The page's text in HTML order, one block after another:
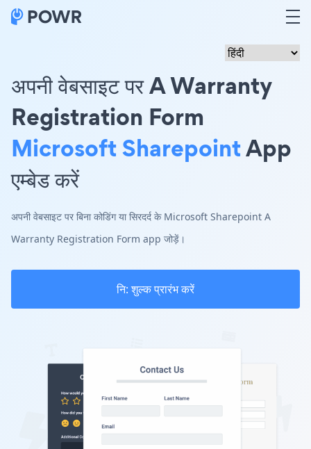
अपनी वेबसाइट पर A Warranty
Registration Form
Microsoft SharepointApp
एम्बेड करें
अपनी वेबसाइट पर बिना कोडिंग या सिरदर्द के Microsoft Sharepoint A
Warranty Registration Form app जोड़ें।
नि: शुल्क प्रारंभ करें